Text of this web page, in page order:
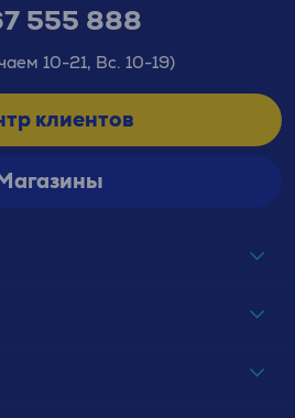
555 888
10-21, Вс. 10-19)
клиентов